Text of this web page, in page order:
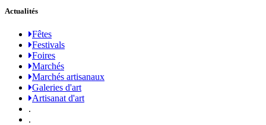
Actualités
Fêtes
Festivals
Foires
Marchés
Marchés artisanaux
Galeries d'art
Artisanat d'art
.
.